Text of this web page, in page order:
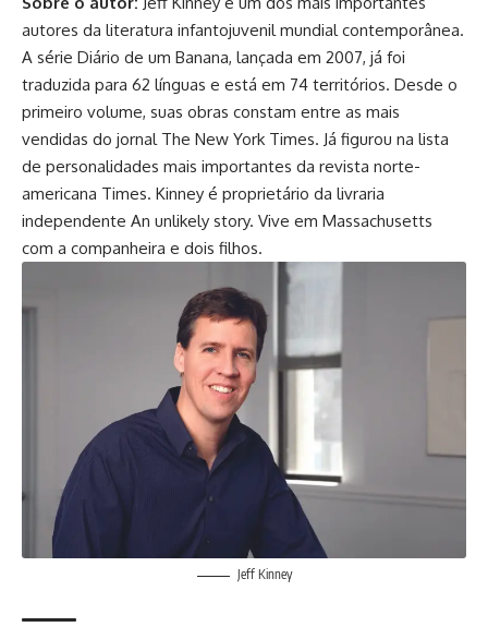
autores da literatura infantojuvenil mundial contemporânea.
A série Diário de um Banana, lançada em 2007, já foi
traduzida para 62 línguas e está em 74 territórios. Desde o
primeiro volume, suas obras constam entre as mais
vendidas do jornal The New York Times. Já figurou na lista
de personalidades mais importantes da revista norte-
americana Times. Kinney é proprietário da livraria
independente An unlikely story. Vive em Massachusetts
com a companheira e dois filhos.
Jeff Kinney